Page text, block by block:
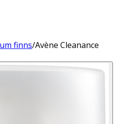
finns/Avène Cleanance